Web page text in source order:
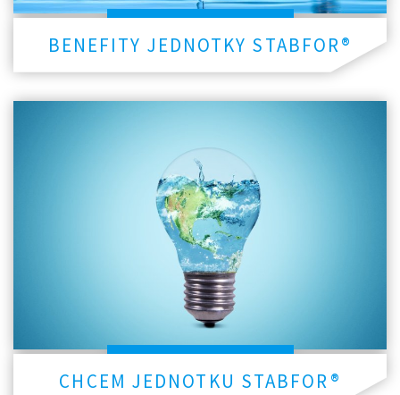
BENEFITY JEDNOTKY STABFOR®
CHCEM JEDNOTKU STABFOR®